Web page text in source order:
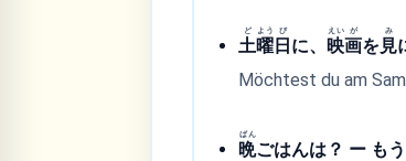
土
ど
曜
よう
日
び
に、 映
えい
画
が
を見
み
Möchtest du am
晩
ばん
ごはんは？ ー もう